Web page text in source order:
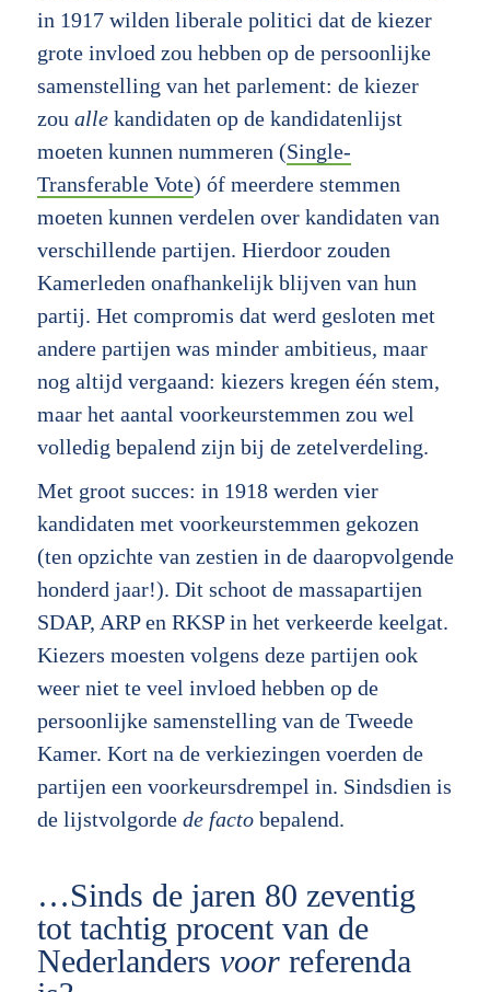
in 1917 wilden liberale politici dat de kiezer
grote invloed zou hebben op de persoonlijke
samenstelling van het parlement: de kiezer
zou alle kandidaten op de kandidatenlijst
moeten kunnen nummeren (Single-
Transferable Vote) óf meerdere stemmen
moeten kunnen verdelen over kandidaten van
verschillende partijen. Hierdoor zouden
Kamerleden onafhankelijk blijven van hun
partij. Het compromis dat werd gesloten met
andere partijen was minder ambitieus, maar
nog altijd vergaand: kiezers kregen één stem,
maar het aantal voorkeurstemmen zou wel
volledig bepalend zijn bij de zetelverdeling.
Met groot succes: in 1918 werden vier
kandidaten met voorkeurstemmen gekozen
(ten opzichte van zestien in de daaropvolgende
honderd jaar!). Dit schoot de massapartijen
SDAP, ARP en RKSP in het verkeerde keelgat.
Kiezers moesten volgens deze partijen ook
weer niet te veel invloed hebben op de
persoonlijke samenstelling van de Tweede
Kamer. Kort na de verkiezingen voerden de
partijen een voorkeursdrempel in. Sindsdien is
de lijstvolgorde de facto bepalend.
…Sinds de jaren 80 zeventig
tot tachtig procent van de
Nederlanders voor referenda